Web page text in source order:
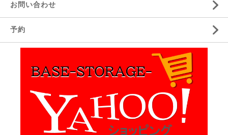
お問い合わせ
予約